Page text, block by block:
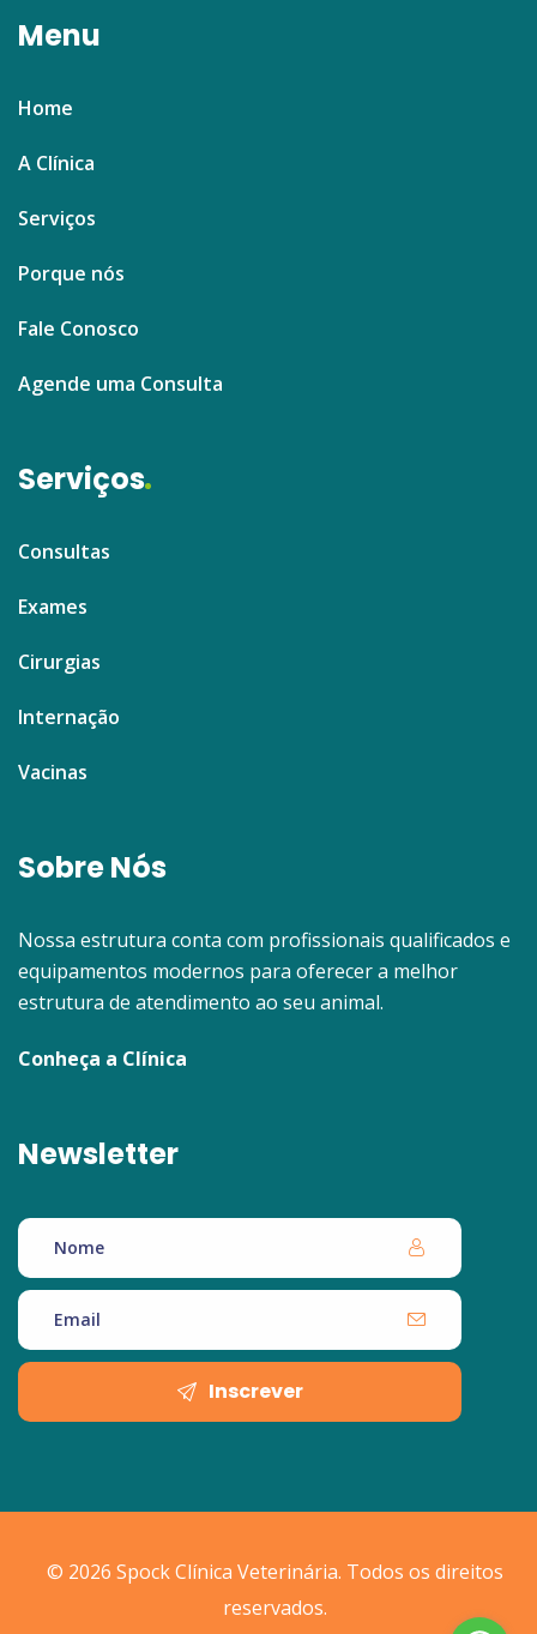
Menu
Home
A Clínica
Serviços
Porque nós
Fale Conosco
Agende uma Consulta
Serviços
Consultas
Exames
Cirurgias
Internação
Vacinas
Sobre Nós
Nossa estrutura conta com profissionais qualificados e
equipamentos modernos para oferecer a melhor
estrutura de atendimento ao seu animal.
Conheça a Clínica
Newsletter
Inscrever
© 2026 Spock Clínica Veterinária. Todos os direitos
reservados.